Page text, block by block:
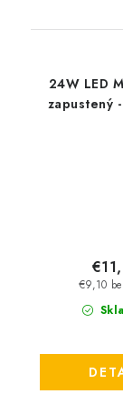
24W LED
zapustený
€9,10